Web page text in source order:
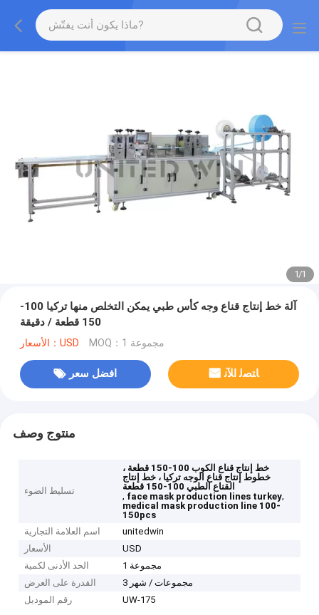
1/1
آلة خط إنتاج قناع وجه كأس طبي يمكن التخلص منها تركيا 100-
150 قطعة / دقيقة
الأسعار：USD MOQ：1 مجموعة
افضل سعر ﺎﺘﺼﻟ ﺍﻶﻧ
منتوج وصف
تسليط الضوء
خط إنتاج قناع الكوب 100-150 قطعة ،
خطوط إنتاج قناع الوجه تركيا ، خط إنتاج
القناع الطبي 100-150 قطعة
, face mask production lines turkey,
medical mask production line 100-
150pcs
اسم العلامة التجارية
unitedwin
الأسعار
USD
الحد الأدنى لكمية
1 مجموعة
القدرة على العرض
3 مجموعات / شهر
رقم الموديل
UW-175